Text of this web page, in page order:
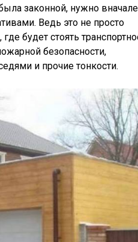
законной, нужно вначале
Ведь это не просто
будет стоять
безопасности,
и прочие тонкости.